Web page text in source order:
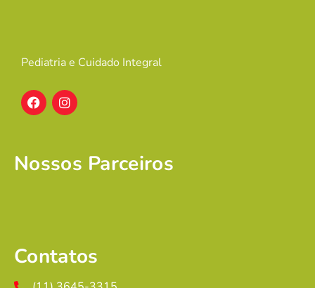
Pediatria e Cuidado Integral
Nossos Parceiros
Contatos